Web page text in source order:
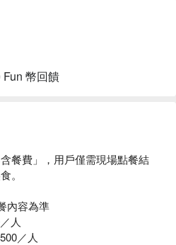
幣回饋
餐費」，用戶僅需現場點餐結
。
內容為準
人
／人